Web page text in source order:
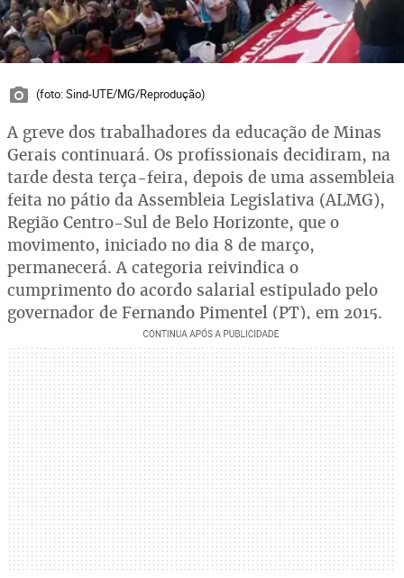
(foto: Sind-UTE/MG/Reprodução)
A greve dos trabalhadores da educação de Minas
Gerais continuará. Os profissionais decidiram, na
tarde desta terça-feira, depois de uma assembleia
feita no pátio da Assembleia Legislativa (ALMG),
Região Centro-Sul de Belo Horizonte, que o
movimento, iniciado no dia 8 de março,
permanecerá. A categoria reivindica o
cumprimento do acordo salarial estipulado pelo
governador de Fernando Pimentel (PT), em 2015.